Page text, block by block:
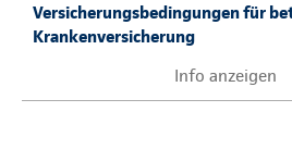
Versicherungsbedingungen für
Krankenversicherung
Info anzeigen